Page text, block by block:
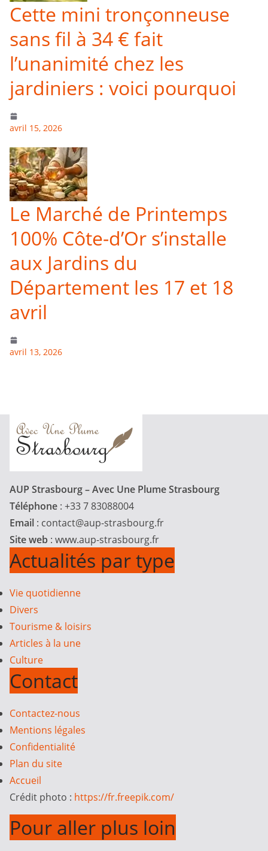
Cette mini tronçonneuse
sans fil à 34 € fait
l’unanimité chez les
jardiniers : voici pourquoi
avril 15, 2026
Le Marché de Printemps
100% Côte-d’Or s’installe
aux Jardins du
Département les 17 et 18
avril
avril 13, 2026
AUP Strasbourg – Avec Une Plume Strasbourg
Téléphone : +33 7 83088004
Email : contact@aup-strasbourg.fr
Site web : www.aup-strasbourg.fr
Actualités par type
Vie quotidienne
Divers
Tourisme & loisirs
Articles à la une
Culture
Contact
Contactez-nous
Mentions légales
Confidentialité
Plan du site
Accueil
Crédit photo : https://fr.freepik.com/
Pour aller plus loin